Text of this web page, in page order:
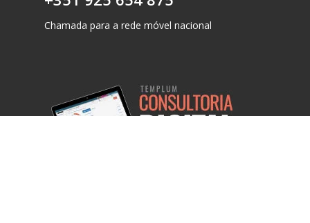
Chamada para a rede móvel nacional